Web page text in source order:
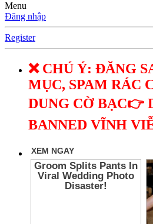
Menu
Đăng nhập
Register
❌ CHÚ Ý: ĐĂNG
MỤC, SPAM RÁC
DUNG CỜ BẠC👉
BANNED VĨNH